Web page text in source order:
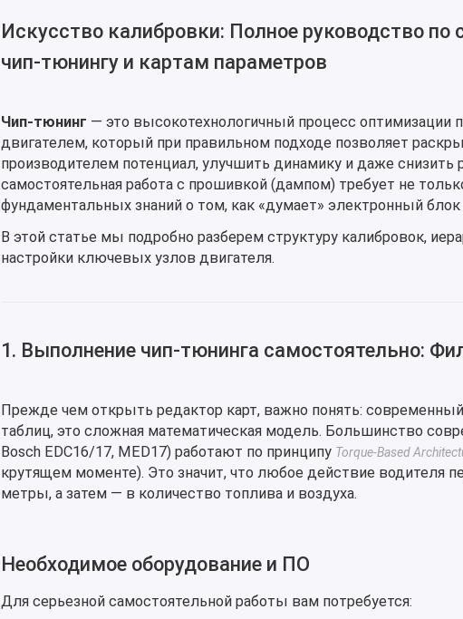
Искусство калибровки: Полное руководство по
чип-тюнингу и картам параметров
Чип-тюнинг — это высокотехнологичный процесс оптимизации
двигателем, который при правильном подходе позволяет
производителем потенциал, улучшить динамику и даже снизить
самостоятельная работа с прошивкой (дампом) требует не
фундаментальных знаний о том, как «думает» электронный
В этой статье мы подробно разберем структуру калибровок,
настройки ключевых узлов двигателя.
1. Выполнение чип-тюнинга самостоятельно:
Прежде чем открыть редактор карт, важно понять:
таблиц, это сложная математическая модель. Большинство
Bosch EDC16/17, MED17) работают по принципу Torque-Based
крутящем моменте). Это значит, что любое действие водителя
метры, а затем — в количество топлива и воздуха.
Необходимое оборудование и ПО
Для серьезной самостоятельной работы вам потребуется: